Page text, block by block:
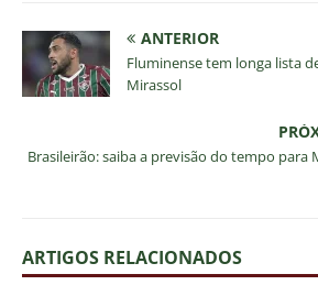
ANTERIOR
Fluminense tem longa lista
Mirassol
Brasileirão: saiba a previsão do tempo para
ARTIGOS RELACIONADOS